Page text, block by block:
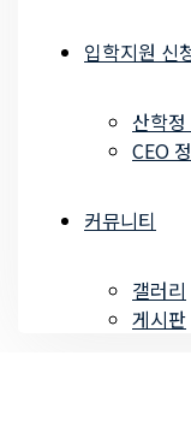
입학지원 신
산학
CEO
커뮤니티
갤러리
게시판